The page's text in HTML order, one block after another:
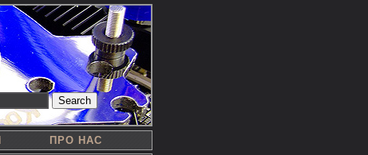
Search
ПРО НАС